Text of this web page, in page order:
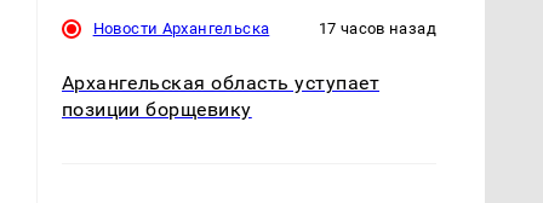
Новости Архангельска 17 часов назад
Архангельская область уступает
позиции борщевику